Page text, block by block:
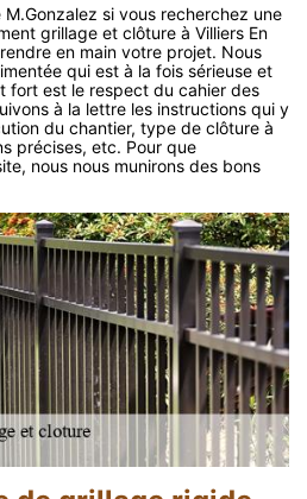
si vous recherchez une
grillage et clôture à Villiers En
en main votre projet. Nous
qui est à la fois sérieuse et
fort est le respect du cahier des
à la lettre les instructions qui y
du chantier, type de clôture à
précises, etc. Pour que
nous nous munirons des bons